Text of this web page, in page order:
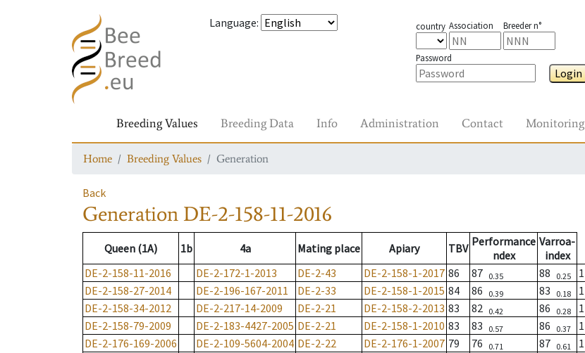
Language: country Association Breeder n°
Password
Login
Breeding Values Breeding Data Info Administration Contact Monitoring
Home Breeding Values Generation
Back
Generation DE-2-158-11-2016
Queen (1A) 1b 4a Mating place Apiary TBV Performance
ndex
Varroa-
index
DE-2-158-11-2016
DE-2-172-1-2013 DE-2-43 DE-2-158-1-2017 86 87 0.35 88 0.25
1
DE-2-158-27-2014
DE-2-196-167-2011 DE-2-33 DE-2-158-1-2015 84 86 0.39 83 0.18
1
DE-2-158-34-2012
DE-2-217-14-2009 DE-2-21 DE-2-158-2-2013 83 82 0.42 86 0.28
1
DE-2-158-79-2009
DE-2-183-4427-2005 DE-2-21 DE-2-158-1-2010 83 83 0.57 86 0.37
1
DE-2-176-169-2006
DE-2-109-5604-2004 DE-2-22 DE-2-176-1-2007 79 76 0.71 87 0.61
1